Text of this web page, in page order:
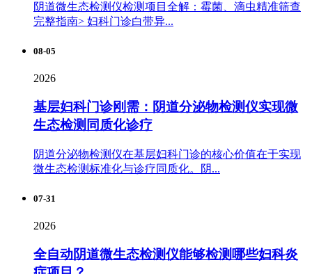
阴道微生态检测仪检测项目全解：霉菌、滴虫精准筛查
完整指南> 妇科门诊白带异...
08-05
2026
基层妇科门诊刚需：阴道分泌物检测仪实现微
生态检测同质化诊疗
阴道分泌物检测仪在基层妇科门诊的核心价值在于实现
微生态检测标准化与诊疗同质化。阴...
07-31
2026
全自动阴道微生态检测仪能够检测哪些妇科炎